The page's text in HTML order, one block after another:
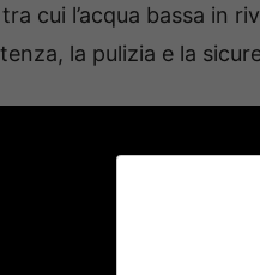
cui l’acqua bassa in
la pulizia e la